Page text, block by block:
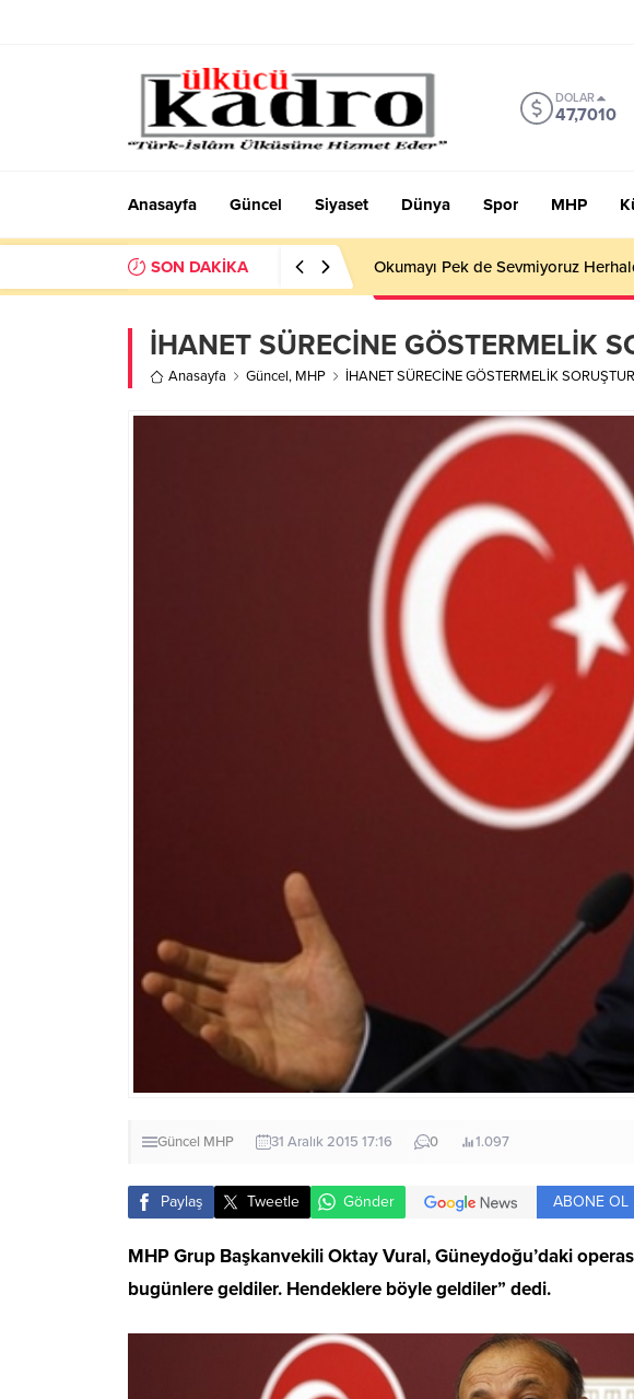
DOLAR
47,7010
Anasayfa Güncel Siyaset Dünya Spor MHP
SON DAKİKA Okumayı Pek de Sevmiyoruz
İHANET SÜRECİNE GÖSTERMELİK
Anasayfa Güncel, MHP İHANET SÜRECİNE GÖSTERMELİK
Güncel MHP 31 Aralık 2015 17:16 0 1.097
Paylaş Tweetle Gönder ABONE OL
MHP Grup Başkanvekili Oktay Vural, Güneydoğu’daki
bugünlere geldiler. Hendeklere böyle geldiler” dedi.